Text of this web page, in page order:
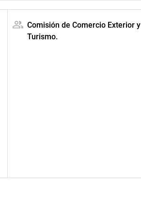
Comisión de Comercio Exterior y
Turismo.